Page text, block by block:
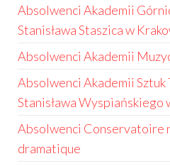
Absolwenci Akademii
Stanisława Staszica w
Absolwenci Akademii
Absolwenci Akademii Sztuk
Stanisława Wyspiańskiego
Absolwenci Conservatoire
dramatique